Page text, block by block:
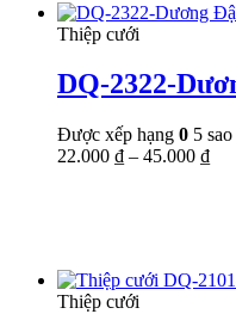
Thiệp cưới
DQ-2322-
Được xếp hạng 0 5 sao
22.000 ₫ – 45.000 ₫
Thiệp cưới